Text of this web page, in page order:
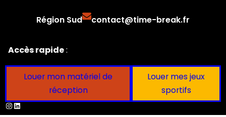
Région Sud contact@time-break.fr
Accès rapide:
Louer mon matériel de
réception
Louer mes jeux
sportifs
Instagram
LinkedIn